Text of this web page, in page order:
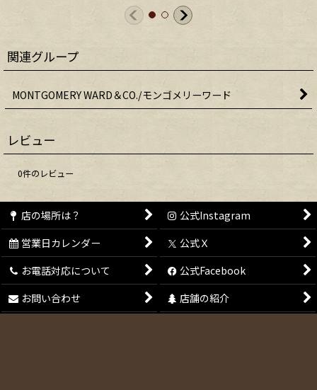
関連グループ
MONTGOMERY WARD＆CO./モンゴメリーワード
レビュー
0件のレビュー
店の場所は？
公式Instagram
営業日カレンダー
公式Ｘ
お電話対応について
公式Facebook
お問い合わせ
店舗の紹介